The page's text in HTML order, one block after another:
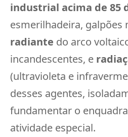
industrial acima de 85
esmerilhadeira, galpões
radiante do arco
incandescentes, e
(ultravioleta e
desses agentes,
fundamentar o
atividade especial.